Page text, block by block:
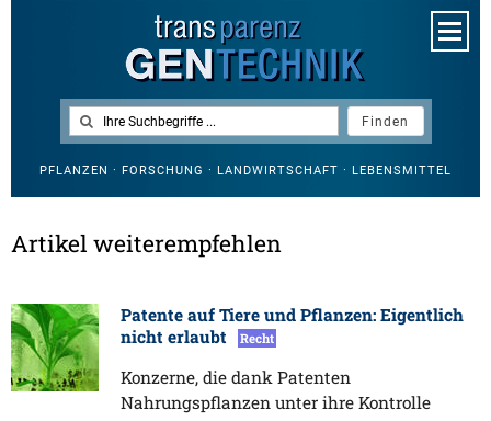
PFLANZEN · FORSCHUNG · LANDWIRTSCHAFT · LEBENSMITTEL
Artikel weiterempfehlen
Patente auf Tiere und Pflanzen: Eigentlich
nicht erlaubt
Recht
Konzerne, die dank Patenten
Nahrungspflanzen unter ihre Kontrolle